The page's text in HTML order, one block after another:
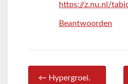
https://z.nu.nl/
Beantwoorden
← Hypergroei.